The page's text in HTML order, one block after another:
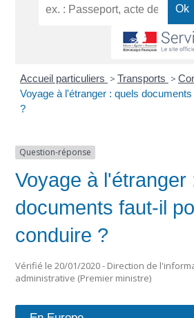
Accueil particuliers > Transports >
Voyage à l'étranger : quels
?
Question-réponse
Voyage à l'étranger
documents faut-il
conduire ?
Vérifié le 20/01/2020 - Direction de
administrative (Premier ministre)